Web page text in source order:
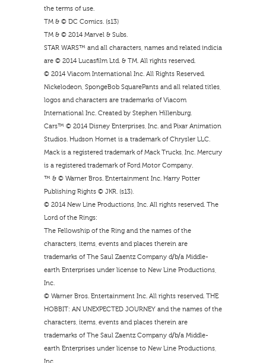
the terms of use.
TM & © DC Comics. (s13)
TM & © 2014 Marvel & Subs.
STAR WARS™ and all characters, names and related indicia
are © 2014 Lucasfilm Ltd. & TM. All rights reserved.
© 2014 Viacom International Inc. All Rights Reserved.
Nickelodeon, SpongeBob SquarePants and all related titles,
logos and characters are trademarks of Viacom
International Inc. Created by Stephen Hillenburg.
Cars™ © 2014 Disney Enterprises, Inc. and Pixar Animation
Studios. Hudson Hornet is a trademark of Chrysler LLC.
Mack is a registered trademark of Mack Trucks, Inc. Mercury
is a registered trademark of Ford Motor Company.
™ & © Warner Bros. Entertainment Inc. Harry Potter
Publishing Rights © JKR. (s13).
© 2014 New Line Productions, Inc. All rights reserved. The
Lord of the Rings:
The Fellowship of the Ring and the names of the
characters, items, events and places therein are
trademarks of The Saul Zaentz Company d/b/a Middle-
earth Enterprises under license to New Line Productions,
Inc.
© Warner Bros. Entertainment Inc. All rights reserved. THE
HOBBIT: AN UNEXPECTED JOURNEY and the names of the
characters, items, events and places therein are
trademarks of The Saul Zaentz Company d/b/a Middle-
earth Enterprises under license to New Line Productions,
Inc.